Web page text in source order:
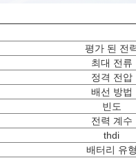
평가 된 전
최대 전류
정격 전압
배선 방법
빈도
전력 계수
thdi
배터리 유형